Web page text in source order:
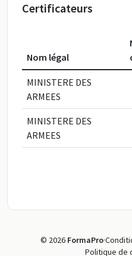
Certificateurs
Nom légal
MINISTERE DES
ARMEES
MINISTERE DES
ARMEES
© 2026 FormaPro·
Politique de